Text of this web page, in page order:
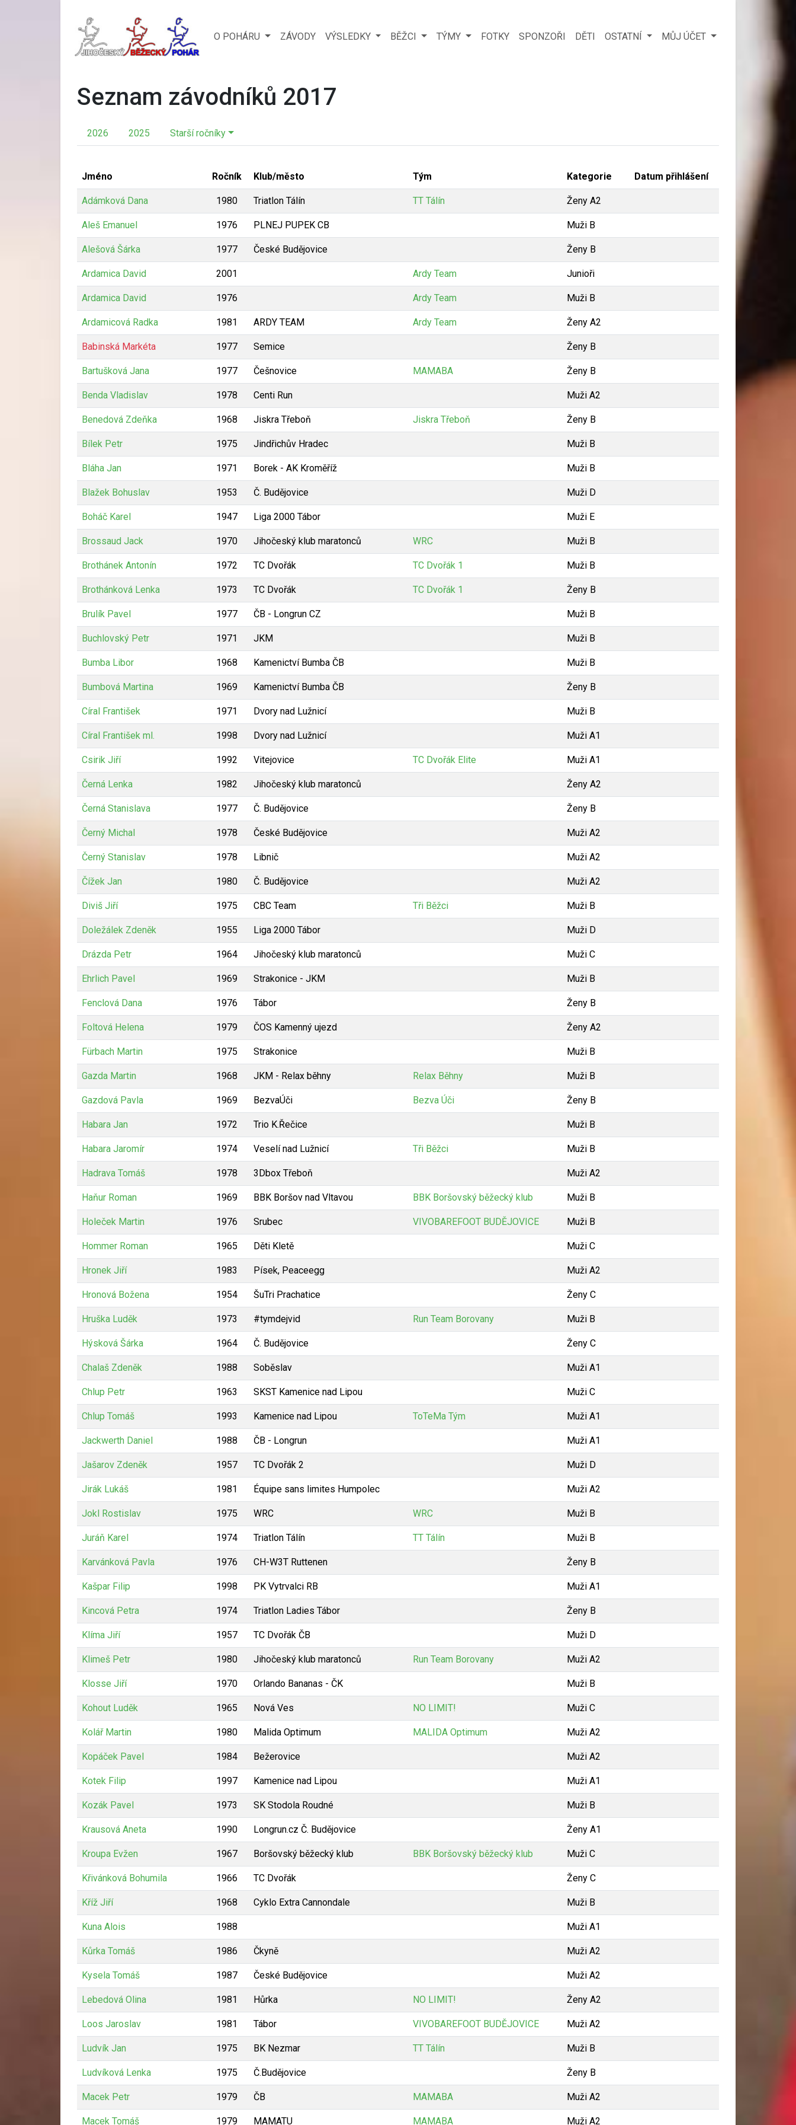
O POHÁRU ZÁVODY VÝSLEDKY BĚŽCI TÝMY FOTKY SPONZOŘI DĚTI OSTATNÍ MŮJ ÚČET
Seznam závodníků 2017
2026 2025 Starší ročníky
Jméno Ročník Klub/město Tým Kategorie Datum přihlášení
Adámková Dana 1980 Triatlon Tálín TT Tálín Ženy A2
Aleš Emanuel 1976 PLNEJ PUPEK CB Muži B
Alešová Šárka 1977 České Budějovice Ženy B
Ardamica David 2001 Ardy Team Junioři
Ardamica David 1976 Ardy Team Muži B
Ardamicová Radka 1981 ARDY TEAM Ardy Team Ženy A2
Babinská Markéta 1977 Semice Ženy B
Bartušková Jana 1977 Češnovice MAMABA Ženy B
Benda Vladislav 1978 Centi Run Muži A2
Benedová Zdeňka 1968 Jiskra Třeboň Jiskra Třeboň Ženy B
Bílek Petr 1975 Jindřichův Hradec Muži B
Bláha Jan 1971 Borek - AK Kroměříž Muži B
Blažek Bohuslav 1953 Č. Budějovice Muži D
Boháč Karel 1947 Liga 2000 Tábor Muži E
Brossaud Jack 1970 Jihočeský klub maratonců WRC Muži B
Brothánek Antonín 1972 TC Dvořák TC Dvořák 1 Muži B
Brothánková Lenka 1973 TC Dvořák TC Dvořák 1 Ženy B
Brulík Pavel 1977 ČB - Longrun CZ Muži B
Buchlovský Petr 1971 JKM Muži B
Bumba Libor 1968 Kamenictví Bumba ČB Muži B
Bumbová Martina 1969 Kamenictví Bumba ČB Ženy B
Círal František 1971 Dvory nad Lužnicí Muži B
Círal František ml. 1998 Dvory nad Lužnicí Muži A1
Csirik Jiří 1992 Vitejovice TC Dvořák Elite Muži A1
Černá Lenka 1982 Jihočeský klub maratonců Ženy A2
Černá Stanislava 1977 Č. Budějovice Ženy B
Černý Michal 1978 České Budějovice Muži A2
Černý Stanislav 1978 Libnič Muži A2
Čížek Jan 1980 Č. Budějovice Muži A2
Diviš Jiří 1975 CBC Team Tři Běžci Muži B
Doležálek Zdeněk 1955 Liga 2000 Tábor Muži D
Drázda Petr 1964 Jihočeský klub maratonců Muži C
Ehrlich Pavel 1969 Strakonice - JKM Muži B
Fenclová Dana 1976 Tábor Ženy B
Foltová Helena 1979 ČOS Kamenný ujezd Ženy A2
Fürbach Martin 1975 Strakonice Muži B
Gazda Martin 1968 JKM - Relax běhny Relax Běhny Muži B
Gazdová Pavla 1969 BezvaÚči Bezva Úči Ženy B
Habara Jan 1972 Trio K.Řečice Muži B
Habara Jaromír 1974 Veselí nad Lužnicí Tři Běžci Muži B
Hadrava Tomáš 1978 3Dbox Třeboň Muži A2
Haňur Roman 1969 BBK Boršov nad Vltavou BBK Boršovský běžecký klub Muži B
Holeček Martin 1976 Srubec VIVOBAREFOOT BUDĚJOVICE Muži B
Hommer Roman 1965 Děti Kletě Muži C
Hronek Jiří 1983 Písek, Peaceegg Muži A2
Hronová Božena 1954 ŠuTri Prachatice Ženy C
Hruška Luděk 1973 #tymdejvid Run Team Borovany Muži B
Hýsková Šárka 1964 Č. Budějovice Ženy C
Chalaš Zdeněk 1988 Soběslav Muži A1
Chlup Petr 1963 SKST Kamenice nad Lipou Muži C
Chlup Tomáš 1993 Kamenice nad Lipou ToTeMa Tým Muži A1
Jackwerth Daniel 1988 ČB - Longrun Muži A1
Jašarov Zdeněk 1957 TC Dvořák 2 Muži D
Jirák Lukáš 1981 Équipe sans limites Humpolec Muži A2
Jokl Rostislav 1975 WRC WRC Muži B
Juráň Karel 1974 Triatlon Tálín TT Tálín Muži B
Karvánková Pavla 1976 CH-W3T Ruttenen Ženy B
Kašpar Filip 1998 PK Vytrvalci RB Muži A1
Kincová Petra 1974 Triatlon Ladies Tábor Ženy B
Klíma Jiří 1957 TC Dvořák ČB Muži D
Klimeš Petr 1980 Jihočeský klub maratonců Run Team Borovany Muži A2
Klosse Jiří 1970 Orlando Bananas - ČK Muži B
Kohout Luděk 1965 Nová Ves NO LIMIT! Muži C
Kolář Martin 1980 Malida Optimum MALIDA Optimum Muži A2
Kopáček Pavel 1984 Bežerovice Muži A2
Kotek Filip 1997 Kamenice nad Lipou Muži A1
Kozák Pavel 1973 SK Stodola Roudné Muži B
Krausová Aneta 1990 Longrun.cz Č. Budějovice Ženy A1
Kroupa Evžen 1967 Boršovský běžecký klub BBK Boršovský běžecký klub Muži C
Křivánková Bohumila 1966 TC Dvořák Ženy C
Kříž Jiří 1968 Cyklo Extra Cannondale Muži B
Kuna Alois 1988 Muži A1
Kůrka Tomáš 1986 Čkyně Muži A2
Kysela Tomáš 1987 České Budějovice Muži A2
Lebedová Olina 1981 Hůrka NO LIMIT! Ženy A2
Loos Jaroslav 1981 Tábor VIVOBAREFOOT BUDĚJOVICE Muži A2
Ludvík Jan 1975 BK Nezmar TT Tálín Muži B
Ludvíková Lenka 1975 Č.Budějovice Ženy B
Macek Petr 1979 ČB MAMABA Muži A2
Macek Tomáš 1979 MAMATU MAMABA Muži A2